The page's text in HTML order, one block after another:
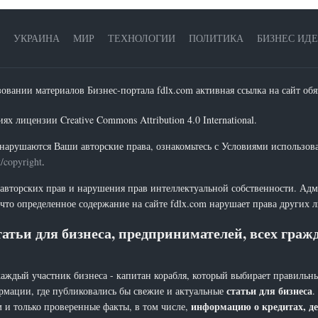
УКРАИНА МИР ТЕХНОЛОГИИ ПОЛИТИКА БИЗНЕС
материалов Бизнес-портала fdlx.com активная ссылка на сайт
лицензии Creative Commons Attribution 4.0 International.
Ваши авторские права, ознакомьтесь с Условиями
copyright.
прав и нарушения прав интеллектуальной собственности.
определенное содержание на сайте fdlx.com нарушает права других
для бизнеса, предпринимателей, всех
участник бизнеса - капитан корабля, который выбирает
где публиковались бы свежие и актуальные статьи для бизнеса.
только проверенные факты, в том числе, информацию о кредитах,